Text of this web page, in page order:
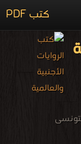
كتب PDF